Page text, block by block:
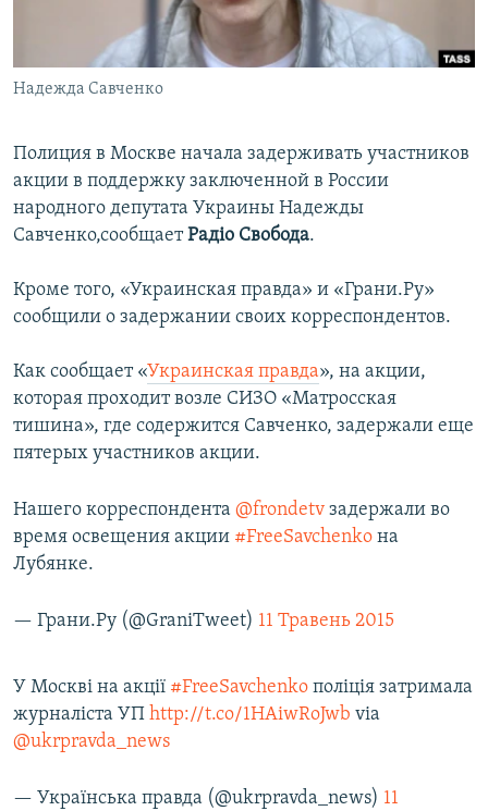
КРЫМ.НЕПОКОРЕННЫЙ
УКРАИНСКАЯ ПРОБЛЕМА КРЫМА
Надежда Савченко
Полиция в Москве начала задерживать участников
акции в поддержку заключенной в России
народного депутата Украины Надежды
Савченко,сообщаетРадіо Свобода.
Кроме того, «Украинская правда» и «Грани.Ру»
сообщили о задержании своих корреспондентов.
Как сообщает «Украинская правда», на акции,
которая проходит возле СИЗО «Матросская
тишина», где содержится Савченко, задержали еще
пятерых участников акции.
Нашего корреспондента @frondetv задержали во
время освещения акции #FreeSavchenko на
Лубянке.
— Грани.Ру (@GraniTweet) 11 Травень 2015
У Москві на акції #FreeSavchenko поліція затримала
журналіста УП http://t.co/1HAiwRoJwb via
@ukrpravda_news
— Українська правда (@ukrpravda_news) 11